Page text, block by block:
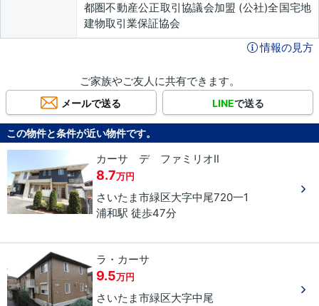
都圏不動産公正取引協議会加盟 (公社)全国宅地
建物取引業保証協会
情報の見方
ご家族やご友人に共有できます。
メールで送る LINEで送る
この物件と条件が近い物件です。
カーサ デ ファミリオⅡ
8.7万円
さいたま市緑区大字中尾720一1
浦和駅 徒歩47分
ラ・カーサ
9.5万円
さいたま市緑区大字中尾